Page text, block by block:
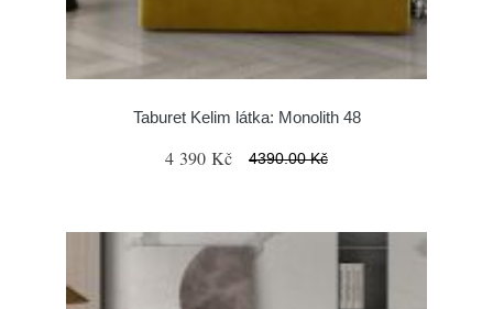
Taburet Kelim látka: Monolith 48
4 390 Kč 4390.00 Kč